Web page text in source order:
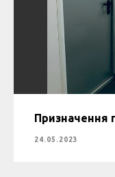
Призначення
24.05.2023